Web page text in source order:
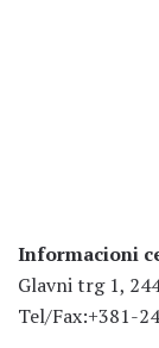
Informacioni
Glavni trg 1,
Tel/Fax:+381-